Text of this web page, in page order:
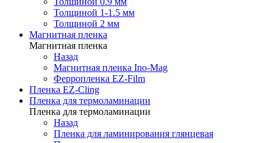
Толщиной 1-1.5 мм
Толщиной 2 мм
Магнитная пленка
Магнитная пленка
Назад
Магнитная пленка Ino-Mag
Ферропленка EZ-Film
Пленка EZ-Cling
Пленка для термоламинации
Пленка для термоламинации
Назад
Пленка для ламинирования глянцевая